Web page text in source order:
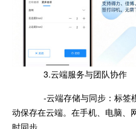
3.云端服务与团队协作
-云端存储与同步：标签
动保存在云端。在手机、电脑、
时同步